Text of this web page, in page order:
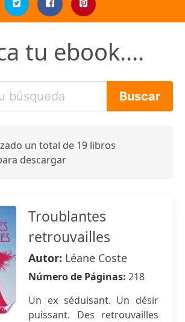
tu ebook....
un total de 19 libros
descargar
Troublantes
retrouvailles
Autor: Léane Coste
Número de Páginas: 218
Un ex séduisant. Un désir
puissant. Des retrouvailles